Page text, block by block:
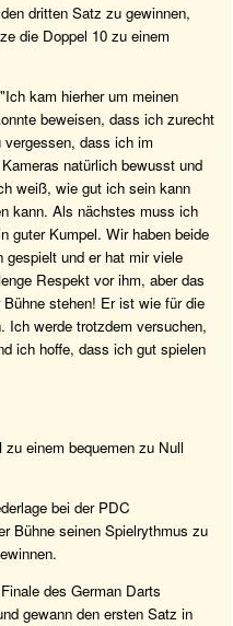
dritten Satz zu gewinnen,
die Doppel 10 zu einem
kam hierher um meinen
beweisen, dass ich zurecht
dass ich im
natürlich bewusst und
weiß, wie gut ich sein kann
kann. Als nächstes muss ich
guter Kumpel. Wir haben beide
gespielt und er hat mir viele
Respekt vor ihm, aber das
stehen! Er ist wie für die
Ich werde trotzdem versuchen,
ich hoffe, dass ich gut spielen
einem bequemen zu Null
bei der PDC
Bühne seinen Spielrythmus zu
des German Darts
gewann den ersten Satz in